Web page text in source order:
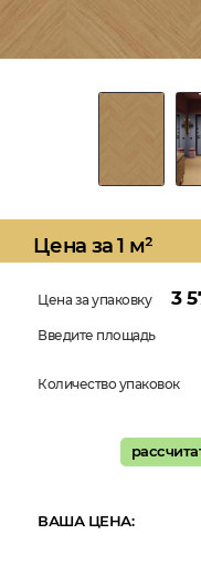
Цена за 1 м²
Цена за упаковку 3
Введите площадь
Количество упаковок
ВАША ЦЕНА: